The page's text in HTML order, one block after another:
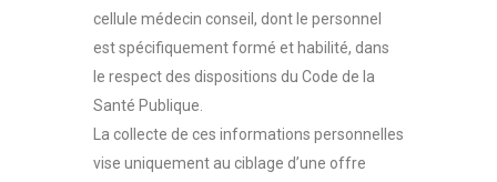
cellule médecin conseil, dont le personnel
est spécifiquement formé et habilité, dans
le respect des dispositions du Code de la
Santé Publique.
La collecte de ces informations personnelles
vise uniquement au ciblage d’une offre